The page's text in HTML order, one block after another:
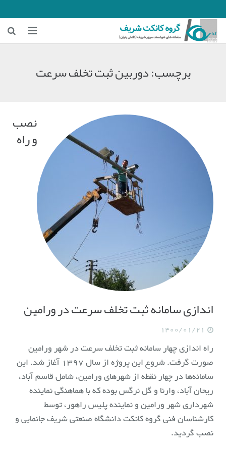
زمینه‌های فعالیت
هوشمندسازی شهری و ترافیکی
اخبار شرکت
درباره ما
برچسب:دوربین ثبت تخلف سرعت
نصب
و راه
اندازی سامانه ثبت تخلف سرعت در ورامین
1400/01/21
راه اندازی چهار سامانه ثبت تخلف سرعت در شهر ورامین
صورت گرفت. شروع این پروژه از سال ۱۳۹۷ آغاز شد. این
سامانه‌ها در چهار نقطه از شهرهای ورامین، شامل قاسم آباد،
ریحان آباد، وارنا و گل نرگس بوده که با هماهنگی نماینده
شهرداری شهر ورامین و نماینده پلیس راهور، توسط
كارشناسان فنی گروه كانكت دانشگاه صنعتي شريف جانمایی و
نصب گردید.